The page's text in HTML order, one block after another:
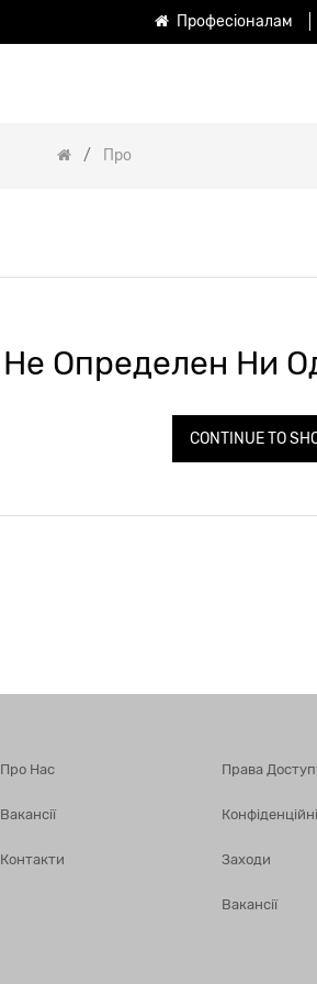
Професіоналам
Про
Не Определен Ни
CONTINUE TO
Про Нас
Вакансії
Контакти
Права
Заходи
Вакансії